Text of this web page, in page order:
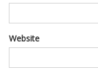
Website